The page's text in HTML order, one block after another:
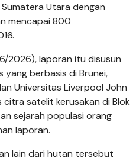
Utara dengan
mencapai 800
2026), laporan itu disusun
yang berbasis di Brunei,
Universitas Liverpool John
citra satelit kerusakan di Blok
sejarah populasi orang
laporan.
lain dari hutan tersebut